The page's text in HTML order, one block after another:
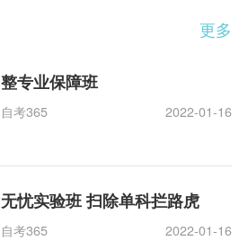
更多
整专业保障班
自考365 2022-01-16
无忧实验班 扫除单科拦路虎
自考365 2022-01-16